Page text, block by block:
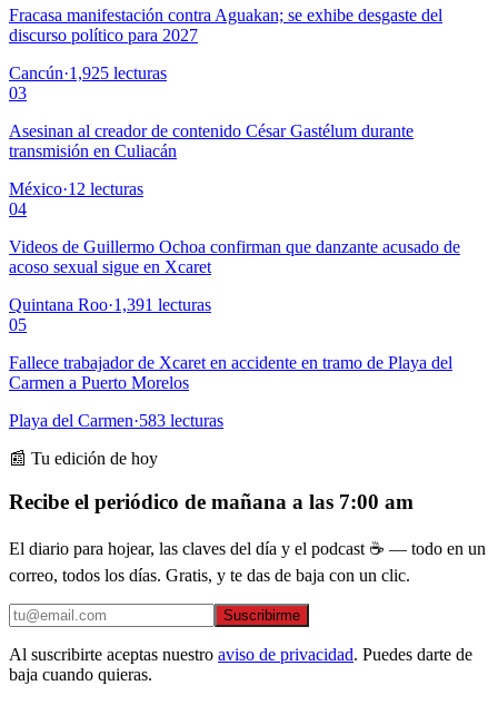
Fracasa manifestación contra Aguakan; se exhibe desgaste del
discurso político para 2027
Cancún·1,925 lecturas
03
Asesinan al creador de contenido César Gastélum durante
transmisión en Culiacán
México·12 lecturas
04
Videos de Guillermo Ochoa confirman que danzante acusado de
acoso sexual sigue en Xcaret
Quintana Roo·1,391 lecturas
05
Fallece trabajador de Xcaret en accidente en tramo de Playa del
Carmen a Puerto Morelos
Playa del Carmen·583 lecturas
📰 Tu edición de hoy
Recibe el periódico de mañana a las 7:00 am
El diario para hojear, las claves del día y el podcast ☕ — todo en un
correo, todos los días. Gratis, y te das de baja con un clic.
Suscribirme
Al suscribirte aceptas nuestro aviso de privacidad. Puedes darte de
baja cuando quieras.